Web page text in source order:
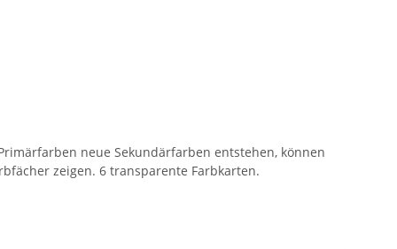
neue Sekundärfarben entstehen, können
zeigen. 6 transparente Farbkarten.